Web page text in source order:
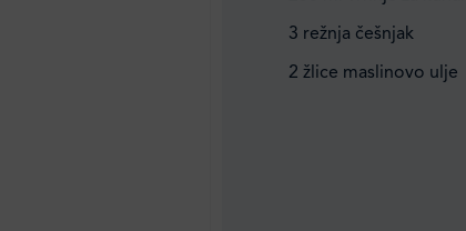
3 režnja češnjak
2 žlice maslinovo ulje